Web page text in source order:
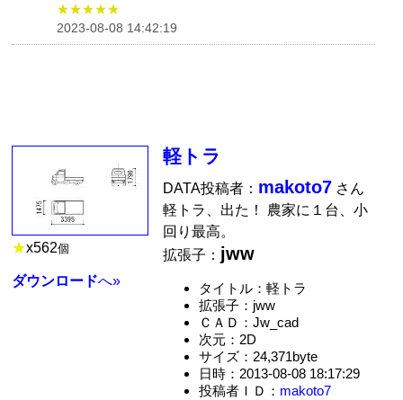
★★★★★
2023-08-08 14:42:19
★x562個
ダウンロードへ»
軽トラ
DATA投稿者： makoto7 さん
軽トラ、出た！ 農家に１台、小
回り最高。
拡張子： jww
タイトル：軽トラ
拡張子：jww
ＣＡＤ：Jw_cad
次元：2D
サイズ：24,371byte
日時：2013-08-08 18:17:29
投稿者ＩＤ： makoto7